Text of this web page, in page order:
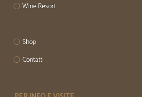
Wine Resort
Shop
Contatti